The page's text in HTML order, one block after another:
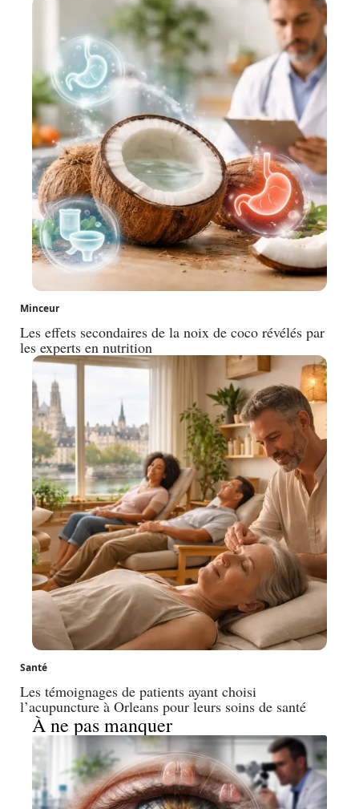
Minceur
Les effets secondaires de la noix de coco révélés par
les experts en nutrition
Santé
Les témoignages de patients ayant choisi
l’acupuncture à Orleans pour leurs soins de santé
À ne pas manquer